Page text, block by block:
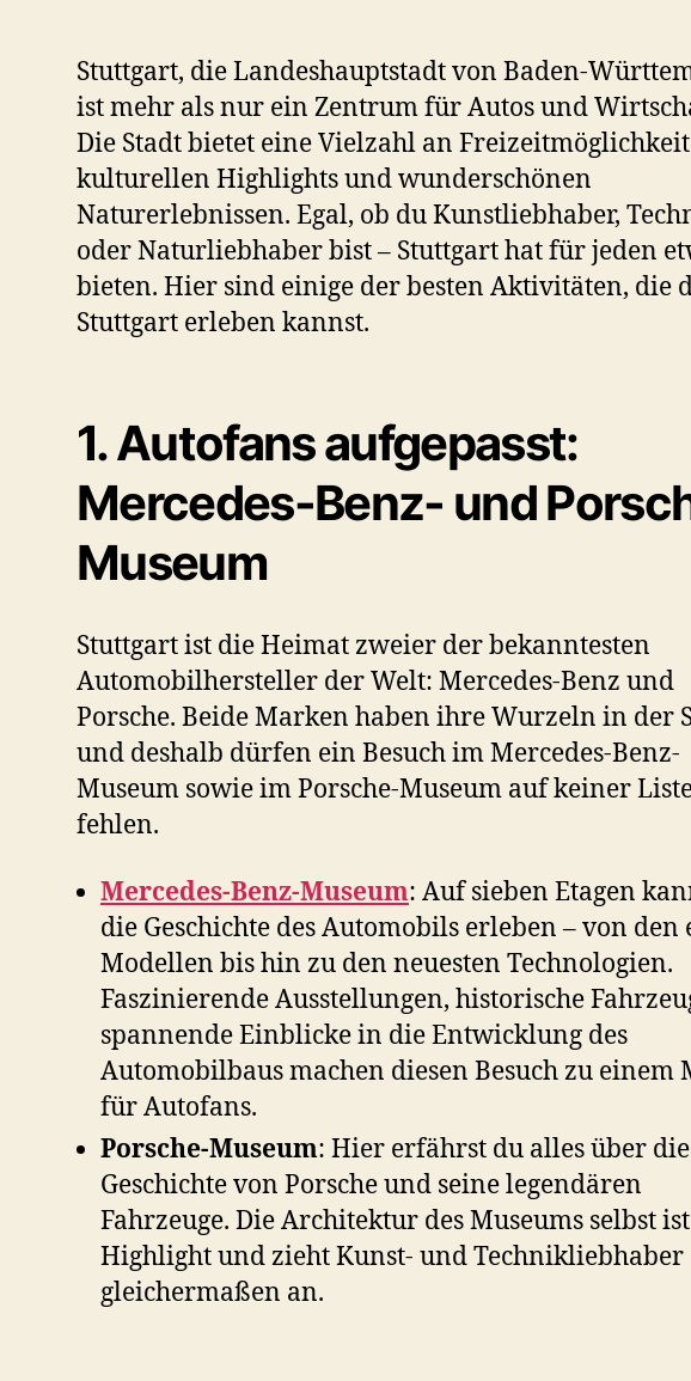
Stuttgart, die Landeshauptstadt von Baden-
ist mehr als nur ein Zentrum für Autos und
Die Stadt bietet eine Vielzahl an
kulturellen Highlights und wunderschönen
Naturerlebnissen. Egal, ob du Kunstliebhaber,
oder Naturliebhaber bist – Stuttgart hat für jeden
bieten. Hier sind einige der besten Aktivitäten, die
Stuttgart erleben kannst.
1.Autofans aufgepasst:
Mercedes-Benz- und
Museum
Stuttgart ist die Heimat zweier der bekanntesten
Automobilhersteller der Welt: Mercedes-Benz und
Porsche. Beide Marken haben ihre Wurzeln in der
und deshalb dürfen ein Besuch im Mercedes-Benz-
Museum sowie im Porsche-Museum auf keiner
fehlen.
Mercedes-Benz-Museum: Auf sieben Etagen
die Geschichte des Automobils erleben – von den
Modellen bis hin zu den neuesten Technologien.
Faszinierende Ausstellungen, historische
spannende Einblicke in die Entwicklung des
Automobilbaus machen diesen Besuch zu einem
für Autofans.
Porsche-Museum: Hier erfährst du alles über die
Geschichte von Porsche und seine legendären
Fahrzeuge. Die Architektur des Museums selbst
Highlight und zieht Kunst- und Technikliebhaber
gleichermaßen an.